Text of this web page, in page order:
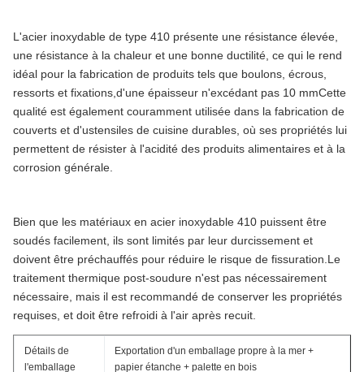
L'acier inoxydable de type 410 présente une résistance élevée,
une résistance à la chaleur et une bonne ductilité, ce qui le rend
idéal pour la fabrication de produits tels que boulons, écrous,
ressorts et fixations,d'une épaisseur n'excédant pas 10 mmCette
qualité est également couramment utilisée dans la fabrication de
couverts et d'ustensiles de cuisine durables, où ses propriétés lui
permettent de résister à l'acidité des produits alimentaires et à la
corrosion générale.
Bien que les matériaux en acier inoxydable 410 puissent être
soudés facilement, ils sont limités par leur durcissement et
doivent être préchauffés pour réduire le risque de fissuration.Le
traitement thermique post-soudure n'est pas nécessairement
nécessaire, mais il est recommandé de conserver les propriétés
requises, et doit être refroidi à l'air après recuit.
Détails de
l'emballage
Exportation d'un emballage propre à la mer +
papier étanche + palette en bois